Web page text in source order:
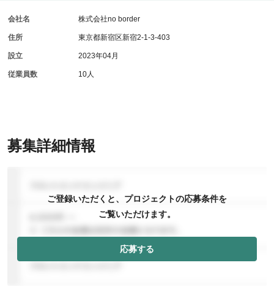
募集詳細情報
ご登録いただくと、プロジェクトの応募条件を
ご覧いただけます。
応募する
会社名 株式会社no border
住所 東京都新宿区新宿2-1-3-403
設立 2023年04月
従業員数 10人